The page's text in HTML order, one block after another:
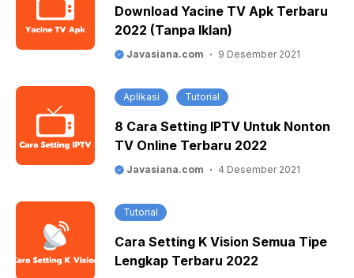
Download Yacine TV Apk Terbaru
2022 (Tanpa Iklan)
Javasiana.com 9 Desember 2021
Aplikasi Tutorial
8 Cara Setting IPTV Untuk Nonton
TV Online Terbaru 2022
Javasiana.com 4 Desember 2021
Tutorial
Cara Setting K Vision Semua Tipe
Lengkap Terbaru 2022